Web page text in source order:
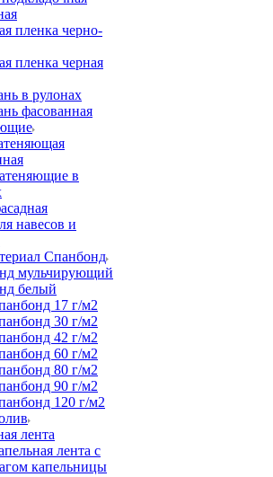
пленка черно-
пленка черная
в рулонах
фасованная
в
навесов и
Спанбонд
мульчирующий
белый
17 г/м2
30 г/м2
42 г/м2
60 г/м2
80 г/м2
90 г/м2
120 г/м2
лента
лента с
капельницы